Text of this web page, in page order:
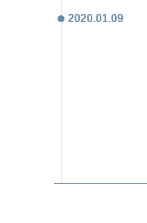
2020.01.09